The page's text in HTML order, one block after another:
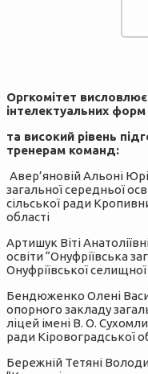
Оргкомітет
інтелектуальних
та високий рівень
тренерам команд:
Авер’яновій Альоні
загальної середньої
сільської ради
області
Артишук Віті
освіти “Онуфріївська
Онуфріївської
Бендюженко Олені
опорного закладу
ліцей імені В. О.
ради Кіровоградської
Бережній Тетяні